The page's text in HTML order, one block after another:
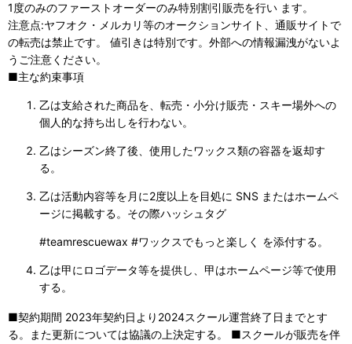
1度のみのファーストオーダーのみ特別割引販売を行い ます。
注意点:ヤフオク・メルカリ等のオークションサイト、通販サイトで
の転売は禁止です。 値引きは特別です。外部への情報漏洩がないよ
うご注意ください。
■主な約束事項
乙は支給された商品を、転売・小分け販売・スキー場外への
個人的な持ち出しを行わない。
乙はシーズン終了後、使用したワックス類の容器を返却す
る。
乙は活動内容等を月に2度以上を目処に SNS またはホームペ
ージに掲載する。その際ハッシュタグ
#teamrescuewax #ワックスでもっと楽しく を添付する。
乙は甲にロゴデータ等を提供し、甲はホームページ等で使用
する。
■契約期間 2023年契約日より2024スクール運営終了日までとす
る。また更新については協議の上決定する。 ■スクールが販売を伴